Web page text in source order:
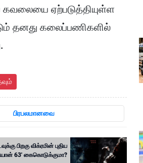
கவலையை ஏற்படுத்தியுள்ள
தனது கலைப்பணிகளில்
பிரபலமானவை
பிறகு விக்ரமின் புதிய
63' கைகொடுக்குமா?